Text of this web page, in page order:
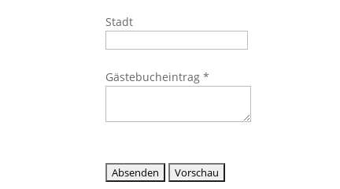
Stadt
Gästebucheintrag*